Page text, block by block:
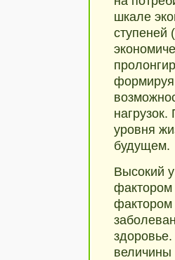
шкале
ступеней
уровня
будущем.
Высокий
фактором
фактором
величины